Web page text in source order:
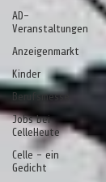
AD-
Veranstaltungen
Anzeigenmarkt
Kinder
Berufsmesse
Jobs bei
CelleHeute
Celle - ein
Gedicht